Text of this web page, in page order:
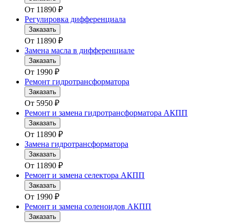
От 11890 ₽
Регулировка дифференциала
Заказать
От 11890 ₽
Замена масла в дифференциале
Заказать
От 1990 ₽
Ремонт гидротрансформатора
Заказать
От 5950 ₽
Ремонт и замена гидротрансформатора АКПП
Заказать
От 11890 ₽
Замена гидротрансформатора
Заказать
От 11890 ₽
Ремонт и замена селектора АКПП
Заказать
От 1990 ₽
Ремонт и замена соленоидов АКПП
Заказать